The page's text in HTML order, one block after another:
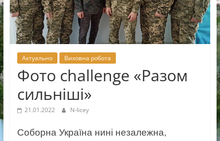
Новоселицької
міської
ради
Актуально Виховна робота
Фото challenge «Разом
сильніші»
21.01.2022 N-licey
Соборна Україна нині незалежна,